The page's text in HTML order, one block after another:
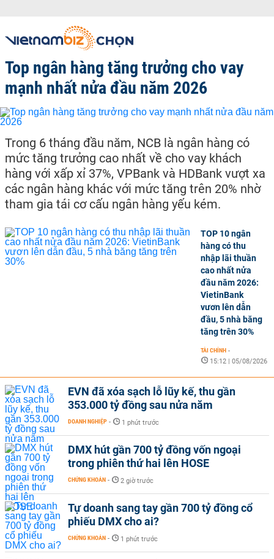
Top ngân hàng tăng trưởng cho vay
mạnh nhất nửa đầu năm 2026
Trong 6 tháng đầu năm, NCB là ngân hàng có
mức tăng trưởng cao nhất về cho vay khách
hàng với xấp xỉ 37%, VPBank và HDBank vượt xa
các ngân hàng khác với mức tăng trên 20% nhờ
tham gia tái cơ cấu ngân hàng yếu kém.
TOP 10 ngân
hàng có thu
nhập lãi thuần
cao nhất nửa
đầu năm 2026:
VietinBank
vươn lên dẫn
đầu, 5 nhà băng
tăng trên 30%
TÀI CHÍNH -
15:12 | 05/08/2026
EVN đã xóa sạch lỗ lũy kế, thu gần
353.000 tỷ đồng sau nửa năm
DOANH NGHIỆP - 1 phút trước
DMX hút gần 700 tỷ đồng vốn ngoại
trong phiên thứ hai lên HOSE
CHỨNG KHOÁN - 2 giờ trước
Tự doanh sang tay gần 700 tỷ đồng cổ
phiếu DMX cho ai?
CHỨNG KHOÁN - 1 phút trước